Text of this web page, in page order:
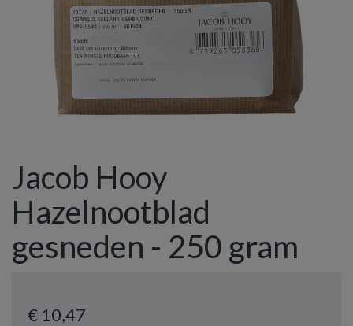
Jacob Hooy
Hazelnootblad
gesneden - 250 gram
€ 10,47